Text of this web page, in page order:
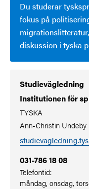
Du studerar
fokus på
diskussion i tyska
Studievägledning
Institutionen för
TYSKA
Ann-Christin Undeby
031-786 18 08
Telefontid:
måndag, onsdag,